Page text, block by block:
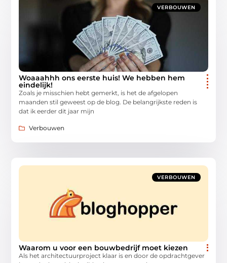
VERBOUWEN
Woaaahhh ons eerste huis! We hebben hem
eindelijk!
Zoals je misschien hebt gemerkt, is het de afgelopen
maanden stil geweest op de blog. De belangrijkste reden is
dat ik eerder dit jaar mijn
Verbouwen
VERBOUWEN
Waarom u voor een bouwbedrijf moet kiezen
Als het architectuurproject klaar is en door de opdrachtgever